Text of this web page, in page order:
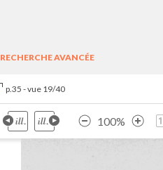
RECHERCHE AVANCÉE
p.35 - vue 19/40
100%